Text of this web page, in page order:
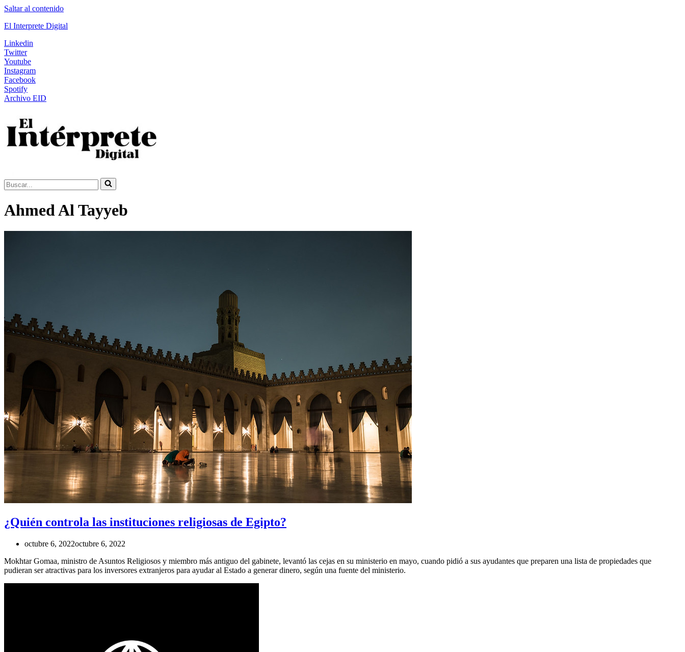
Saltar al contenido
El Interprete Digital
Linkedin
Twitter
Youtube
Instagram
Facebook
Spotify
Archivo EID
Buscar...
Ahmed Al Tayyeb
¿Quién controla las instituciones religiosas de Egipto?
octubre 6, 2022octubre 6, 2022
Mokhtar Gomaa, ministro de Asuntos Religiosos y miembro más antiguo del gabinete, levantó las cejas en su ministerio en mayo, cuando pidió a sus ayudantes que preparen una lista de propiedades que
pudieran ser atractivas para los inversores extranjeros para ayudar al Estado a generar dinero, según una fuente del ministerio.